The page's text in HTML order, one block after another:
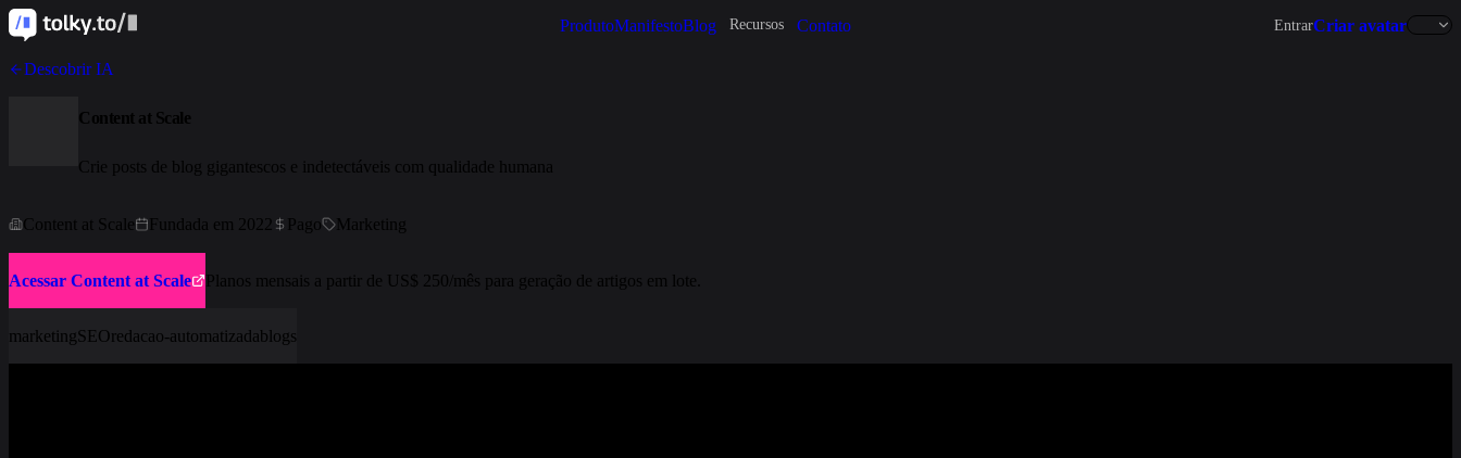
ProdutoManifestoBlog Recursos Contato EntrarCriar avatar
Descobrir IA
Content at Scale
Crie posts de blog gigantescos e indetectáveis com qualidade humana
Content at Scale Fundada em 2022 Pago Marketing
Acessar Content at Scale Planos mensais a partir de US$ 250/mês para geração de artigos em lote.
marketingSEOredacao-automatizadablogs